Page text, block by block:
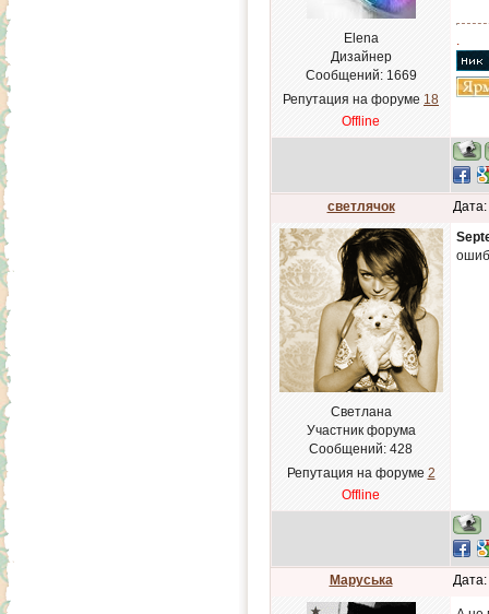
Elena
Дизайнер
Сообщений: 1669
Репутация на форуме 18
Offline
.
светлячок
Светлана
Участник форума
Сообщений: 428
Репутация на форуме 2
Offline
Маруська